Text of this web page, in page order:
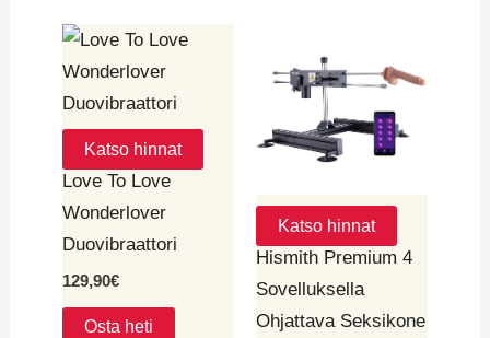
Katso hinnat
Love To Love
Wonderlover
Duovibraattori
129,90€
Osta heti
Katso hinnat
Hismith Premium 4
Sovelluksella
Ohjattava Seksikone